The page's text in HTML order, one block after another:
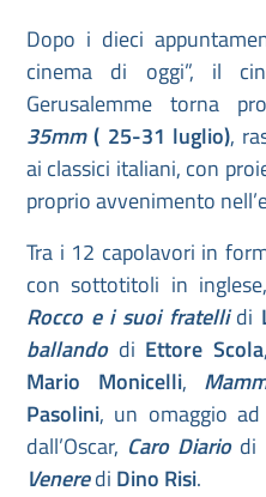
Dopo i dieci
cinema di oggi”, il
Gerusalemme torna
35mm( 25-31 luglio),
ai classici italiani, con
proprio avvenimento
Tra i 12 capolavori in
con sottotitoli in
Rocco e i suoi fratellidi
ballandodi Ettore Scola,
Mario Monicelli,
Pasolini, un omaggio ad
dall’Oscar, Caro Diariodi
Veneredi Dino Risi.